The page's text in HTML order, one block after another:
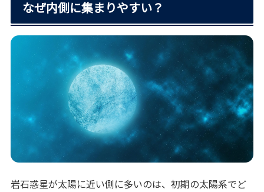
なぜ内側に集まりやすい？
岩石惑星が太陽に近い側に多いのは、初期の太陽系でど